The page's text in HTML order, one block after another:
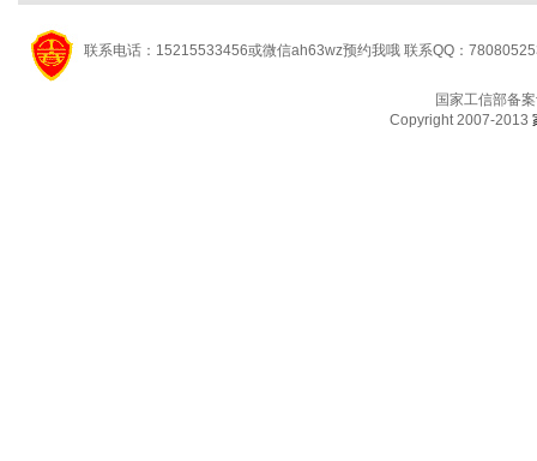
联系电话：15215533456或微信ah63wz预约我哦 联系QQ：
国家工信部备
Copyright 2007-2013